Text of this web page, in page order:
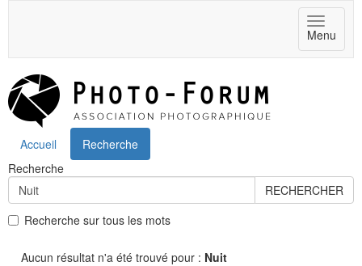
Toggle
Menu
Accueil
Recherche
Recherche
RECHERCHER
Recherche sur tous les mots
Aucun résultat n'a été trouvé pour : Nuit